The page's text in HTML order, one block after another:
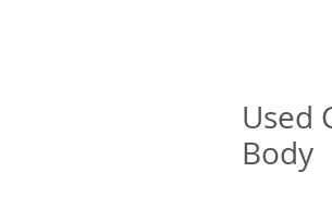
Used
Body